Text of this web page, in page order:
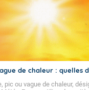
de chaleur : quelles
pic ou vague de chaleur,